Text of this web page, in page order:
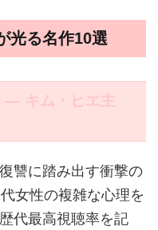
光る名作10選
― キム・ヒエ主
讐に踏み出す衝撃の
女性の複雑な心理を
代最高視聴率を記